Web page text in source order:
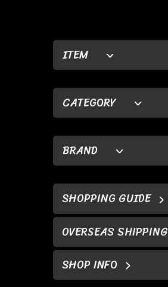
ITEM
CATEGORY
BRAND
SHOPPING GUIDE
OVERSEAS SHIPPING
SHOP INFO